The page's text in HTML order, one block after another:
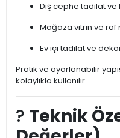
Dış cephe tadilat ve
Mağaza vitrin ve raf
Ev içi tadilat ve
Pratik ve ayarlanabilir
kolaylıkla kullanılır.
? Teknik